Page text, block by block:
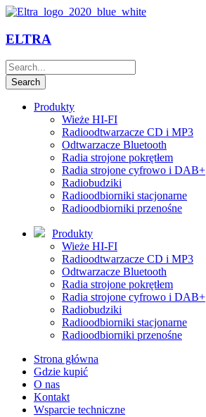
ELTRA
Produkty
Wieże HI-FI
Radioodtwarzacze CD i MP3
Odtwarzacze Bluetooth
Radia strojone pokrętłem
Radia strojone cyfrowo i DAB+
Radiobudziki
Radioodbiorniki stacjonarne
Radioodbiorniki przenośne
Produkty
Wieże HI-FI
Radioodtwarzacze CD i MP3
Odtwarzacze Bluetooth
Radia strojone pokrętłem
Radia strojone cyfrowo i DAB+
Radiobudziki
Radioodbiorniki stacjonarne
Radioodbiorniki przenośne
Strona główna
Gdzie kupić
O nas
Kontakt
Wsparcie techniczne